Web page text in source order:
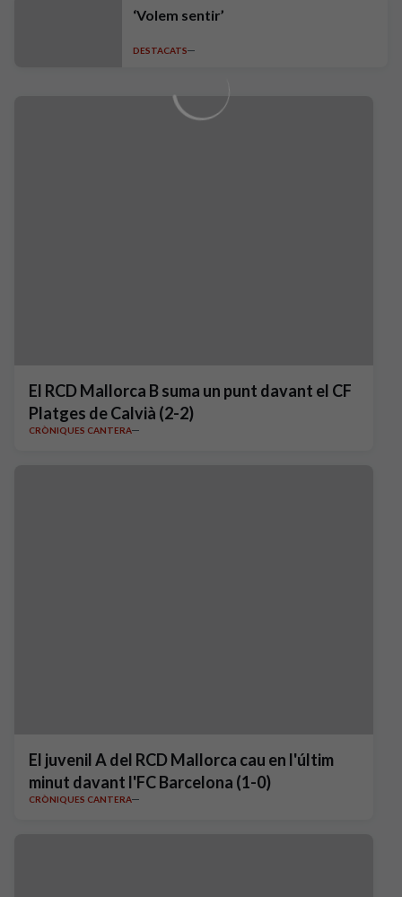
‘Volem sentir’
DESTACATS
El RCD Mallorca B suma un punt davant el CF
Platges de Calvià (2-2)
CRÒNIQUES CANTERA
El juvenil A del RCD Mallorca cau en l'últim
minut davant l'FC Barcelona (1-0)
CRÒNIQUES CANTERA